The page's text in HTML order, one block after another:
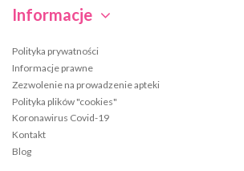
Informacje
Polityka prywatności
Informacje prawne
Zezwolenie na prowadzenie apteki
Polityka plików "cookies"
Koronawirus Covid-19
Kontakt
Blog